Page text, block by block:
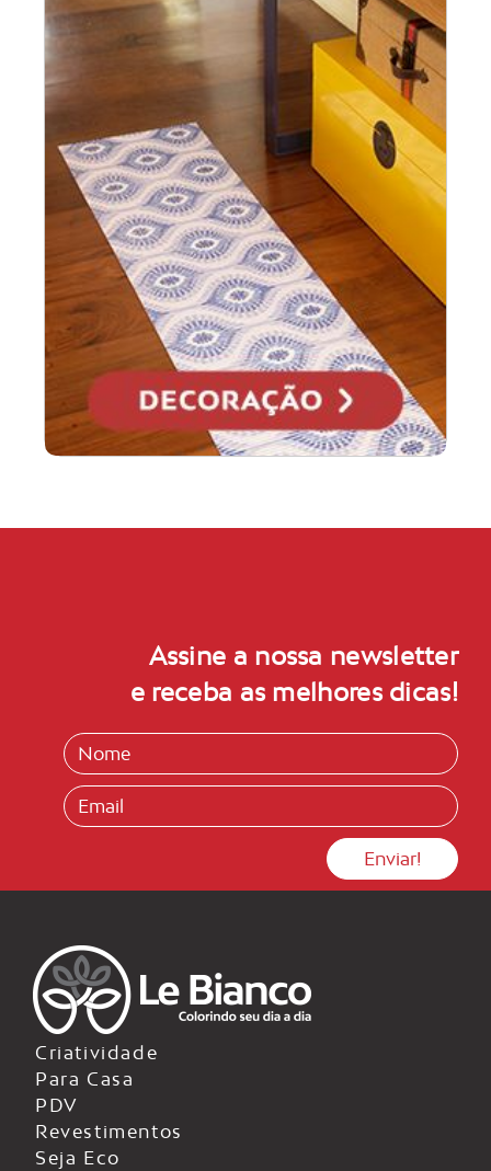
Assine a nossa newsletter
e receba as melhores dicas!
Criatividade
Para Casa
PDV
Revestimentos
Seja Eco